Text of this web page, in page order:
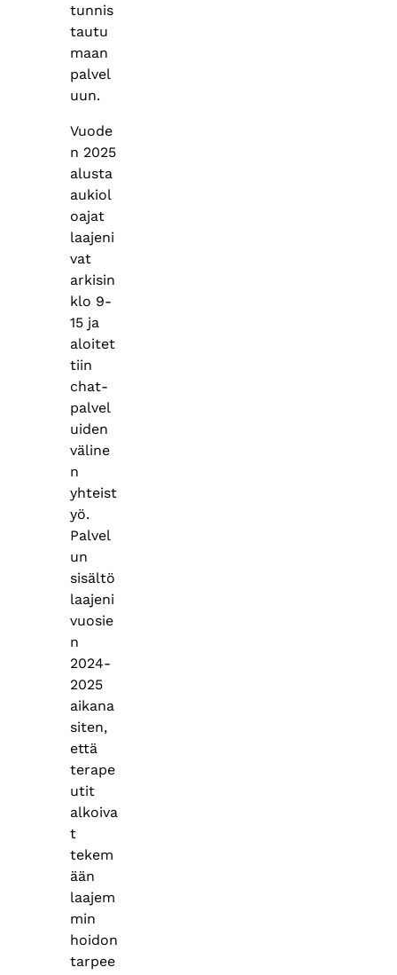
tunnis
tautu
maan
palvel
uun.
Vuode
n 2025
alusta
aukiol
oajat
laajeni
vat
arkisin
klo 9-
15 ja
aloitet
tiin
chat-
palvel
uiden
väline
n
yhteist
yö.
Palvel
un
sisältö
laajeni
vuosie
n
2024-
2025
aikana
siten,
että
terape
utit
alkoiva
t
tekem
ään
laajem
min
hoidon
tarpee